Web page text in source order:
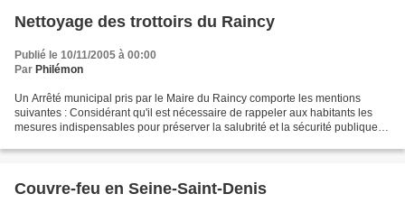
Nettoyage des trottoirs du Raincy
Publié le 10/11/2005 à 00:00
Par Philémon
Un Arrêté municipal pris par le Maire du Raincy comporte les mentions
suivantes : Considérant qu'il est nécessaire de rappeler aux habitants les
mesures indispensables pour préserver la salubrité et la sécurité publiques
Couvre-feu en Seine-Saint-Denis